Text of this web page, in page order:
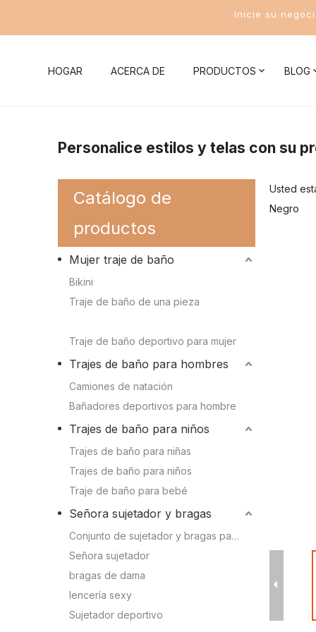
Inicie su
HOGAR ACERCA DE PRODUCTOS
Mujer traje de baño
Traje de baño de una pieza
Traje de baño de dos piezas
Traje de baño deportivo para mujer
Trajes de baño para hombres
Camiones de natación
Bañadores deportivos para hombre
Trajes de baño para niños
Trajes de baño para niñas
Trajes de baño para niños
Señora sujetador y bragas
Sujetador deportivo
Conjunto de sujetador y bragas para mujer
BLOG
Noticias de la compañía
Personalice estilos y telas con su
Catálogo de
productos
Mujer traje de baño
Bikini
Traje de baño de una pieza
Traje de baño deportivo para mujer
Trajes de baño para hombres
Camiones de natación
Bañadores deportivos para hombre
Trajes de baño para niños
Trajes de baño para niñas
Trajes de baño para niños
Traje de baño para bebé
Señora sujetador y bragas
Conjunto de sujetador y bragas para mujer
Señora sujetador
bragas de dama
lencería sexy
Sujetador deportivo
Usted
Negro